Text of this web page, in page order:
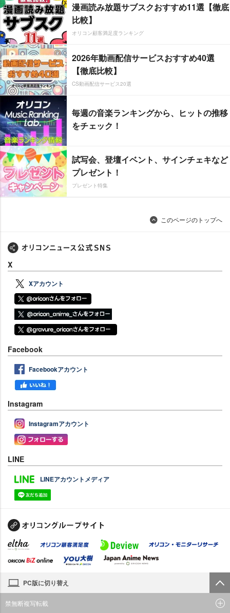
漫画読み放題サブスクおすすめ11選【徹底
比較】
オリコン顧客満足度ランキング
2026年動画配信サービスおすすめ40選
【徹底比較】
CS動画配信サービス20選
毎週の音楽ランキングから、ヒットの推移
をチェック！
試写会、登壇イベント、サインチェキなど
プレゼント！
プレゼント特集
このページのトップへ
X
Xアカウント
Facebook
Facebookアカウント
Instagram
Instagramアカウント
LINE
LINEアカウントメディア
PC版に切り替え
禁無断複写転載